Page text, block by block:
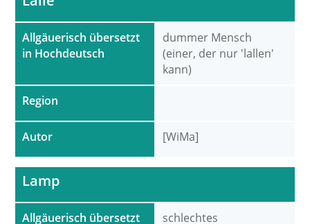
Allgäuerisch übersetzt
in Hochdeutsch
Region
Autor
dummer Mensch
(einer, der nur 'lallen'
kann)
[WiMa]
Allgäuerisch übersetzt
Lamp
schlechtes